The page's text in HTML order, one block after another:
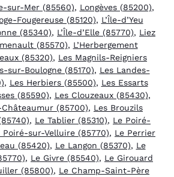
sur-Mer (85560), Longèves (85200),
Fougereuse (85120), L’Île-d’Yeu
(85340), L’Île-d’Elle (85770), Liez
(85570), L’Herbergement
(85320), Les Magnils-Reigniers
sur-Boulogne (85170), Les Landes-
, Les Herbiers (85500), Les Essarts
(85590), Les Clouzeaux (85430),
(85700), Les Brouzils
, Le Tablier (85310), Le Poiré-
Poiré-sur-Velluire (85770), Le Perrier
(85420), Le Langon (85370), Le
, Le Givre (85540), Le Girouard
(85800), Le Champ-Saint-Père